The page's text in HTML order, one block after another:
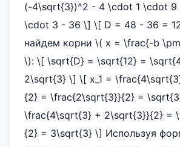
(-4\sqrt{3})^2 - 4 \cdot 1 \cdot 9
\cdot 3 - 36 \] \[ D = 48 - 36 =
найдем корни \( x = \frac{-b
\): \[ \sqrt{D} = \sqrt{12} =
2\sqrt{3} \] \[ x_1 =
{2} = \frac{2\sqrt{3}}{2} =
\frac{4\sqrt{3} + 2\sqrt{3}}{2} =
{2} = 3\sqrt{3} \] Используя